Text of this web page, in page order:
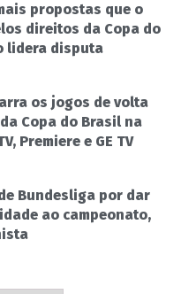
propostas que o
direitos da Copa do
lidera disputa
os jogos de volta
Copa do Brasil na
Premiere e GE TV
Bundesliga por dar
ao campeonato,